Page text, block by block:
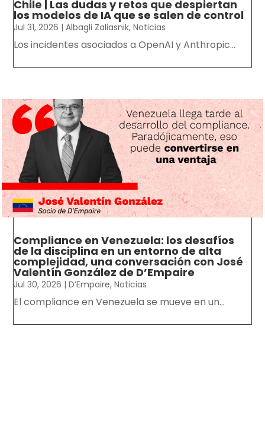
Chile | Las dudas y retos que despiertan
los modelos de IA que se salen de control
Jul 31, 2026 |Albagli Zaliasnik,Noticias
Los incidentes asociados a OpenAI y Anthropic...
Compliance en Venezuela: los desafíos
de la disciplina en un entorno de alta
complejidad, una conversación con José
Valentín González de D’Empaire
Jul 30, 2026 |D’Empaire,Noticias
El compliance en Venezuela se mueve en un...